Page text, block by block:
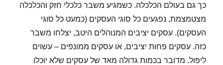
כך גם בעולם הכלכלה. כשמגיע משבר כלכלי חזק והכלכלה
מצטמצמת, נפגעים כל סוגי העסקים (כמעט כל סוגי
העסקים). עסקים יציבים המנוהלים היטב, יצלחו משבר
כזה. עסקים פחות יציבים, או עסקים ממונפים – עשוים
ליפול. מדובר בכמות גדולה מאד של עסקים שלא יוכלו